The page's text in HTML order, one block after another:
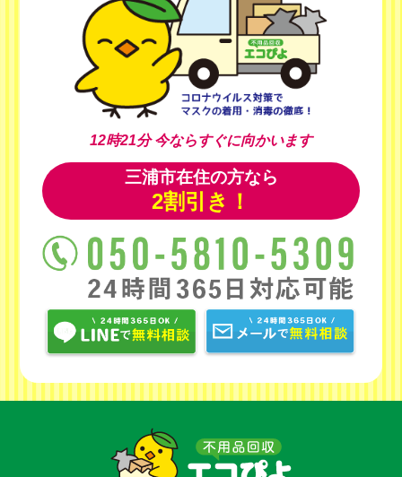
12時21分今ならすぐに向かいます
三浦市在住の方なら
2割引き！